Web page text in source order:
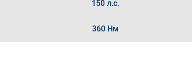
150 л.с.
360 Нм